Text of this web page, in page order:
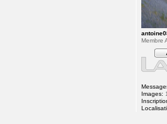
Membre
Images: 1